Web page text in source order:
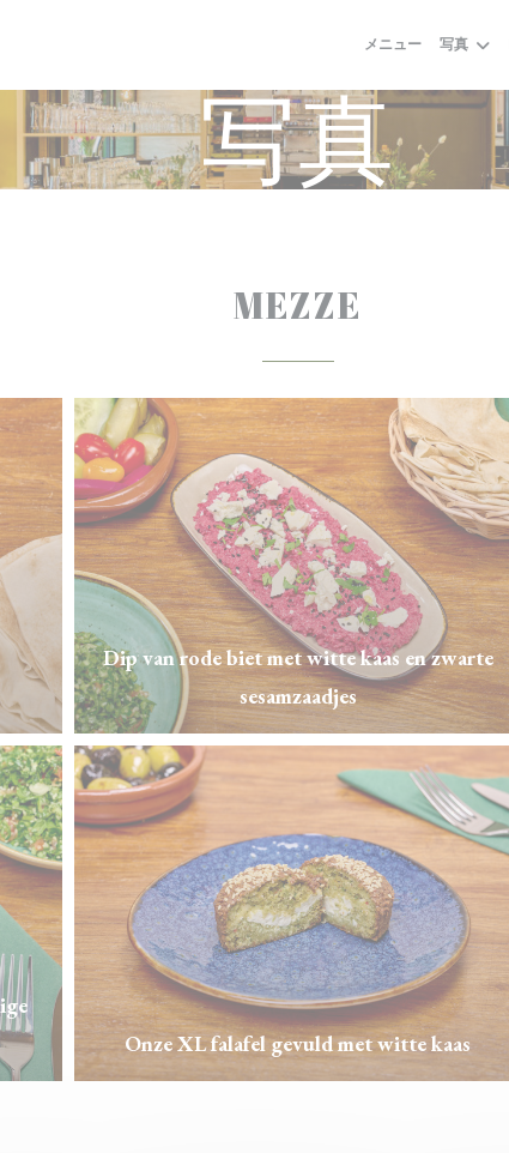
メニュー 写真
写真
MEZZE
Dip van rode biet met witte kaas en zwarte
sesamzaadjes
Onze XL falafel gevuld met witte kaas